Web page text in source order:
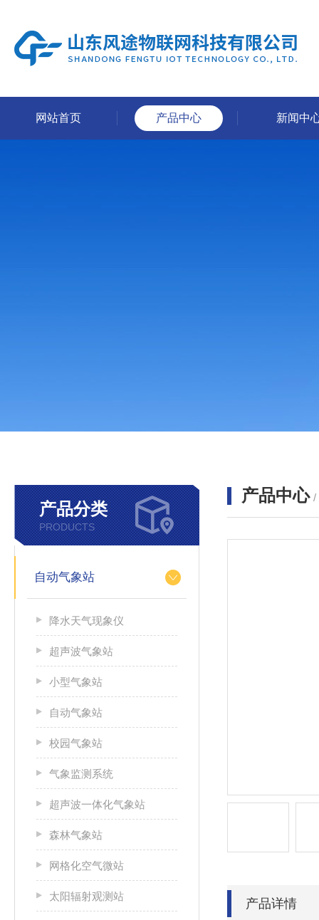
网站首页 产品中心 新闻中
产品分类
PRODUCTS
自动气象站
降水天气现象仪
超声波气象站
小型气象站
自动气象站
校园气象站
气象监测系统
超声波一体化气象站
森林气象站
网格化空气微站
太阳辐射观测站
产品中心 /
产品详情